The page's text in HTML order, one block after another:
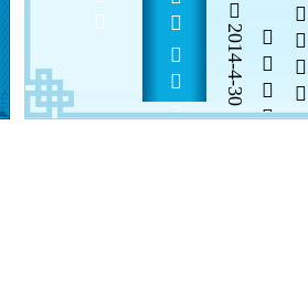
2014-4-30